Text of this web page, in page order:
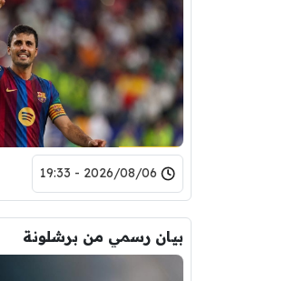
2026/08/06 - 19:33
بيان رسمي من برشلونة